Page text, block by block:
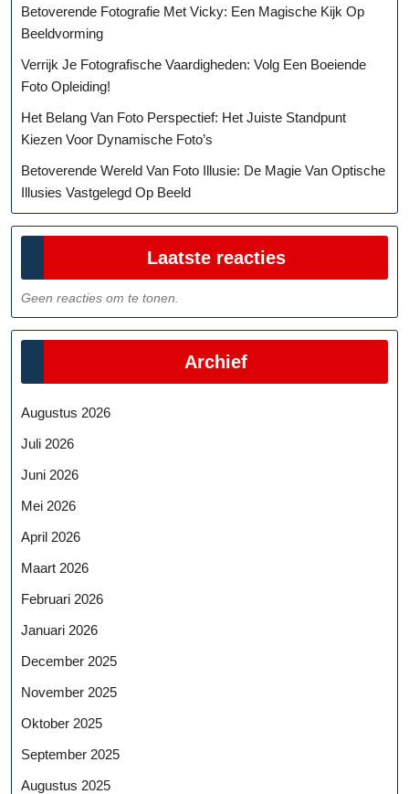
Betoverende Fotografie Met Vicky: Een Magische Kijk Op
Beeldvorming
Verrijk Je Fotografische Vaardigheden: Volg Een Boeiende
Foto Opleiding!
Het Belang Van Foto Perspectief: Het Juiste Standpunt
Kiezen Voor Dynamische Foto’s
Betoverende Wereld Van Foto Illusie: De Magie Van Optische
Illusies Vastgelegd Op Beeld
Laatste reacties
Geen reacties om te tonen.
Archief
Augustus 2026
Juli 2026
Juni 2026
Mei 2026
April 2026
Maart 2026
Februari 2026
Januari 2026
December 2025
November 2025
Oktober 2025
September 2025
Augustus 2025